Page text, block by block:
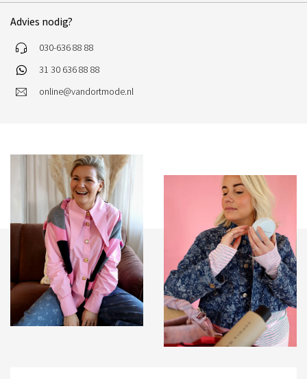
Advies nodig?
030-636 88 88
31 30 636 88 88
online@vandortmode.nl